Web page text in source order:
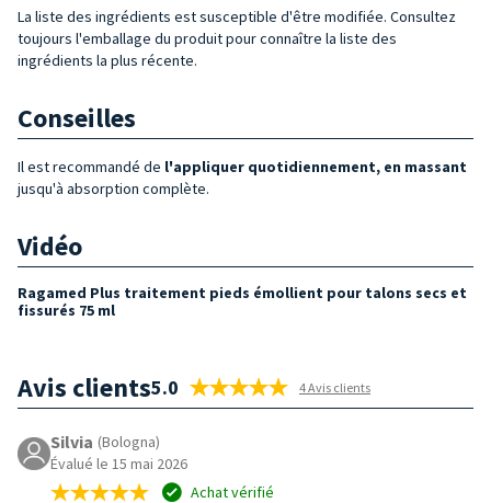
La liste des ingrédients est susceptible d'être modifiée. Consultez
toujours l'emballage du produit pour connaître la liste des
ingrédients la plus récente.
Conseilles
Il est recommandé de l'appliquer quotidiennement, en massant
jusqu'à absorption complète.
Vidéo
Ragamed Plus traitement pieds émollient pour talons secs et
fissurés 75 ml
Avis clients5.0 4 Avis clients
Silvia (Bologna)
Évalué le 15 mai 2026
Achat vérifié